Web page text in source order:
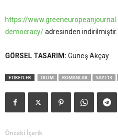
https://
democracy/adresinden indirilmiştir.
GÖRSEL TASARIM: Güneş Akçay
ETIKETLER IKLIM ROMANLAR SAYI 13
Önceki İçerik